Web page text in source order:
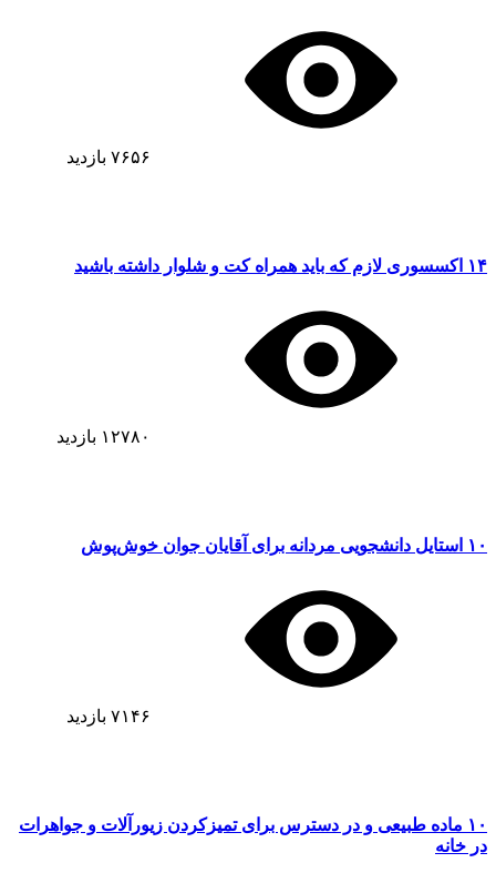
۷۶۵۶ بازدید
۱۴ اکسسوری‌ لازم که باید همراه کت و شلوار داشته باشید
۱۲۷۸۰ بازدید
۱۰ استایل دانشجویی مردانه برای آقایان جوان خوش‌پوش
۷۱۴۶ بازدید
۱۰ ماده طبیعی و در دسترس برای تمیزکردن زیورآلات و جواهرات
در خانه